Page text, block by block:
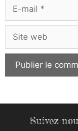
Site
web
Suivez-